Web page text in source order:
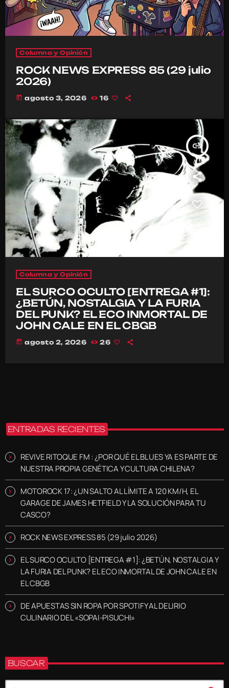
Columna y Opinión
ROCK NEWS EXPRESS 85 (29 julio
2026)
today agosto 3, 2026 16
insert_link
Columna y Opinión
EL SURCO OCULTO [ENTREGA #1]:
¿BETÚN, NOSTALGIA Y LA FURIA
DEL PUNK? EL ECO INMORTAL DE
JOHN CALE EN EL CBGB
today agosto 2, 2026 26
ENTRADAS RECIENTES
REVIVE RITOQUE FM : ¿POR QUÉ EL BLUES YA ES PARTE DE
NUESTRA PROPIA GENÉTICA Y CULTURA CHILENA?
MOTOROCK 17: ¿UN SALTO AL LÍMITE A 120 KM/H, EL
GARAGE DE JAMES HETFIELD Y LA SOLUCIÓN PARA TU
CASCO?
ROCK NEWS EXPRESS 85 (29 julio 2026)
EL SURCO OCULTO [ENTREGA #1]: ¿BETÚN, NOSTALGIA Y
LA FURIA DEL PUNK? EL ECO INMORTAL DE JOHN CALE EN
EL CBGB
DE APUESTAS SIN ROPA POR SPOTIFY AL DELIRIO
CULINARIO DEL «SOPAI-PISUCHI»
BUSCAR